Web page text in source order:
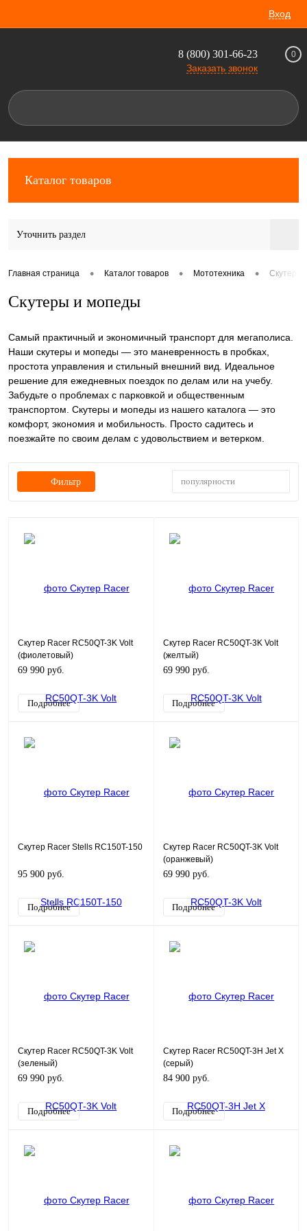
Вход
8 (800) 301-66-23
Заказать звонок
0
Каталог товаров
Уточнить раздел
Главная страница • Каталог товаров • Мототехника • Скутеры
Скутеры и мопеды
Самый практичный и экономичный транспорт для мегаполиса.
Наши скутеры и мопеды — это маневренность в пробках,
простота управления и стильный внешний вид. Идеальное
решение для ежедневных поездок по делам или на учебу.
Забудьте о проблемах с парковкой и общественным
транспортом. Скутеры и мопеды из нашего каталога — это
комфорт, экономия и мобильность. Просто садитесь и
поезжайте по своим делам с удовольствием и ветерком.
Фильтр популярности
Скутер Racer RC50QT-3K Volt
(фиолетовый)
69 990 руб.
Подробнее
Скутер Racer RC50QT-3K Volt
(желтый)
69 990 руб.
Подробнее
Скутер Racer Stells RC150T-150
95 900 руб.
Подробнее
Скутер Racer RC50QT-3K Volt
(оранжевый)
69 990 руб.
Подробнее
Скутер Racer RC50QT-3K Volt
(зеленый)
69 990 руб.
Подробнее
Скутер Racer RC50QT-3H Jet X
(серый)
84 900 руб.
Подробнее